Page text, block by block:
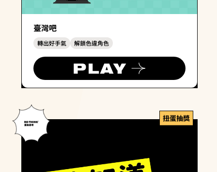
臺灣吧
轉出好手氣 解鎖色違角色
扭蛋抽獎